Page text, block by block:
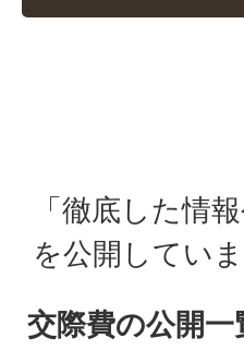
「徹底した情
を公開していま
交際費の公開一